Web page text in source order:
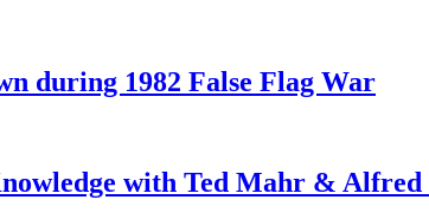
during 1982 False Flag War
with Ted Mahr & Alfred